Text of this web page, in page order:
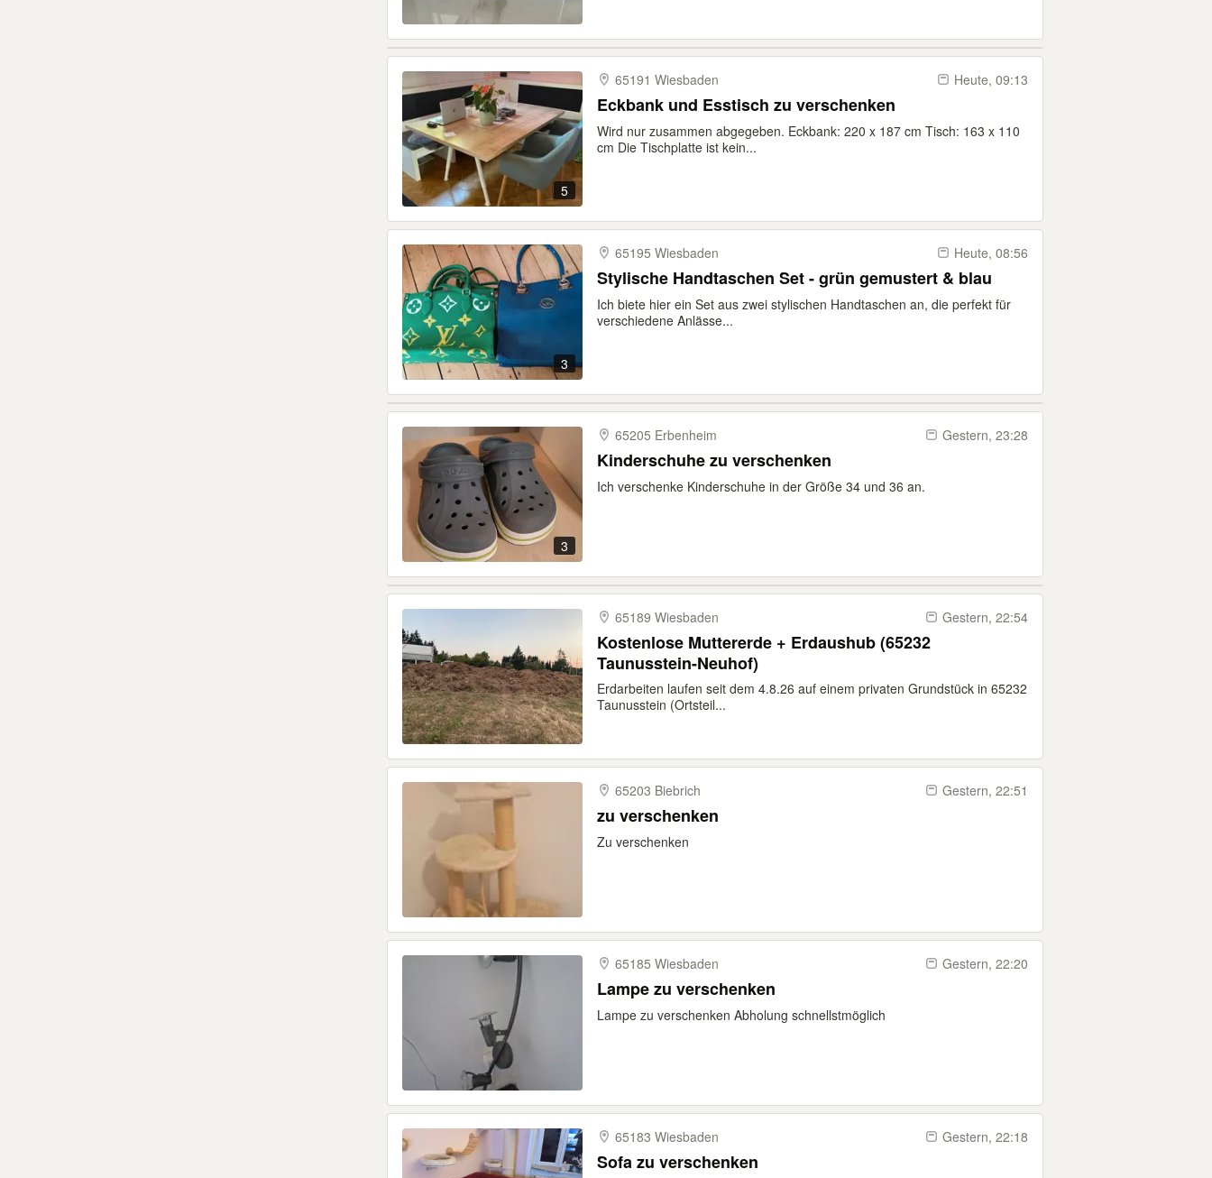
5
65191 Wiesbaden Heute, 09:13
Eckbank und Esstisch zu verschenken
Wird nur zusammen abgegeben. Eckbank: 220 x 187 cm Tisch: 163 x 110
cm Die Tischplatte ist kein...
3
65195 Wiesbaden Heute, 08:56
Stylische Handtaschen Set - grün gemustert & blau
Ich biete hier ein Set aus zwei stylischen Handtaschen an, die perfekt für
verschiedene Anlässe...
3
65205 Erbenheim Gestern, 23:28
Kinderschuhe zu verschenken
Ich verschenke Kinderschuhe in der Größe 34 und 36 an.
65189 Wiesbaden Gestern, 22:54
Kostenlose Muttererde + Erdaushub (65232
Taunusstein-Neuhof)
Erdarbeiten laufen seit dem 4.8.26 auf einem privaten Grundstück in 65232
Taunusstein (Ortsteil...
65203 Biebrich Gestern, 22:51
zu verschenken
Zu verschenken
65185 Wiesbaden Gestern, 22:20
Lampe zu verschenken
Lampe zu verschenken Abholung schnellstmöglich
65183 Wiesbaden Gestern, 22:18
Sofa zu verschenken